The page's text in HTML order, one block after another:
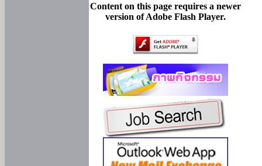
Content on this page requires a newer
version of Adobe Flash Player.